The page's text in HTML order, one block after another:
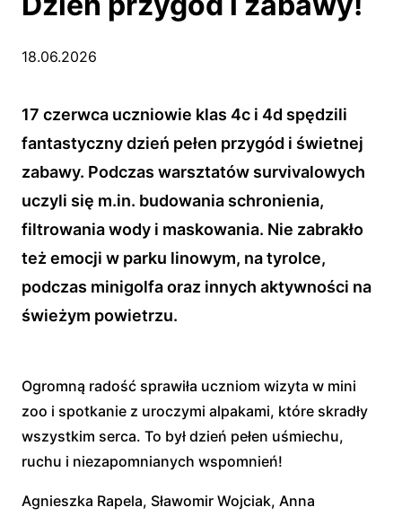
18.06.2026
17 czerwca uczniowie klas 4c i 4d spędzili
fantastyczny dzień pełen przygód i świetnej
zabawy. Podczas warsztatów survivalowych
uczyli się m.in. budowania schronienia,
filtrowania wody i maskowania. Nie zabrakło
też emocji w parku linowym, na tyrolce,
podczas minigolfa oraz innych aktywności na
świeżym powietrzu.
Ogromną radość sprawiła uczniom wizyta w mini
zoo i spotkanie z uroczymi alpakami, które skradły
wszystkim serca. To był dzień pełen uśmiechu,
ruchu i niezapomnianych wspomnień!
Agnieszka Rapela, Sławomir Wojciak, Anna